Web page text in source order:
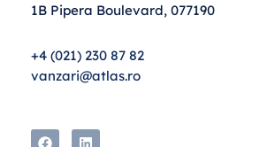
1B Pipera Boulevard, 077190
+4 (021) 230 87 82
vanzari@atlas.ro